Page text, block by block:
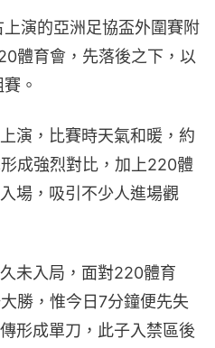
演的亞洲足協盃外圍賽附
體育會，先落後之下，以
。
演，比賽時天氣和暖，約
成強烈對比，加上220體
場，吸引不少人進場觀
未入局，面對220體育
勝，惟今日7分鐘便先失
形成單刀，此子入禁區後